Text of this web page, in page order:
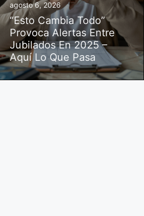
agosto 6, 2026
“Esto Cambia Todo”
Provoca Alertas Entre
Jubilados En 2025 –
Aquí Lo Que Pasa